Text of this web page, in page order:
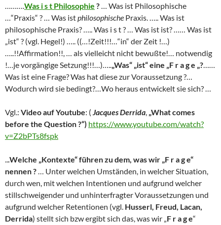
……….Was i s t Philosophie ?… Was ist Philosophische
…“Praxis“ ? … Was istphilosophische Praxis. ….. Was ist
philosophische Praxis? ….. Was i s t ? … Was ist ist? …… Was ist
„ist“ ? (vgl. Hegel!) ….. ((…!Zeit!!!…“in“ der Zeit !…)
…..!!Affirmation!!, … als vielleicht nicht bewußte!… notwendig
!…je vorgängige Setzung!!!…)…..„Was“ „ist“ eine „F r a g e „?……
Was ist eine Frage? Was hat diese zur Voraussetzung ?…
Wodurch wird sie bedingt?…Wo heraus entwickelt sie sich? …
Vgl.: Video auf Youtube: ( Jacques Derrida, „What comes
before the Question ?“) https://www.youtube.com/watch?
v=Z2bPTs8fspk
...Welche „Kontexte“ führen zu dem, was wir „F r a g e“
nennen ?… Unter welchen Umständen, in welcher Situation,
durch wen, mit welchen Intentionen und aufgrund welcher
stillschweigender und unhinterfragter Voraussetzungen und
aufgrund welcher Retentionen (vgl. Husserl, Freud, Lacan,
Derrida) stellt sich bzw ergibt sich das, was wir „F r a g e“